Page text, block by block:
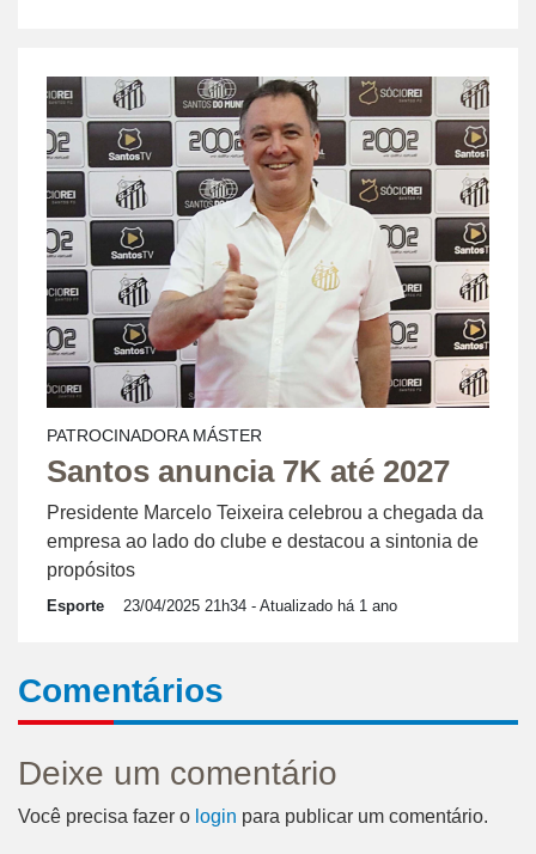
PATROCINADORA MÁSTER
Santos anuncia 7K até 2027
Presidente Marcelo Teixeira celebrou a chegada da
empresa ao lado do clube e destacou a sintonia de
propósitos
Esporte 23/04/2025 21h34 - Atualizado há 1 ano
Comentários
Deixe um comentário
Você precisa fazer o login para publicar um comentário.